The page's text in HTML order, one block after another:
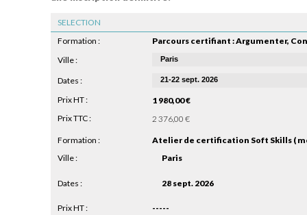
CONSEILS MICRO-COACHING
PODCAST
WEBINAIRES
QUESTIONNAIRE GRATUIT
Formation :
Ville :
Dates :
Prix HT :
1 980,00 €
Prix TTC :
2 376,00 €
SELECTION
Formation :
Atelier de certification Soft Skills (
Ville :
Paris
Dates : 28 sept. 2026
Prix HT :
-----